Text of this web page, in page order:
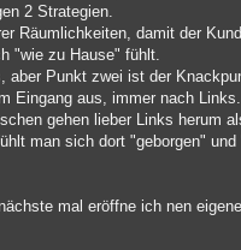
2 Strategien.
Räumlichkeiten, damit der
"wie zu Hause" fühlt.
aber Punkt zwei ist der
Eingang aus, immer nach
gehen lieber Links herum
man sich dort "geborgen"
mal eröffne ich nen